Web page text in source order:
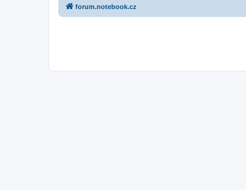
forum.notebook.cz